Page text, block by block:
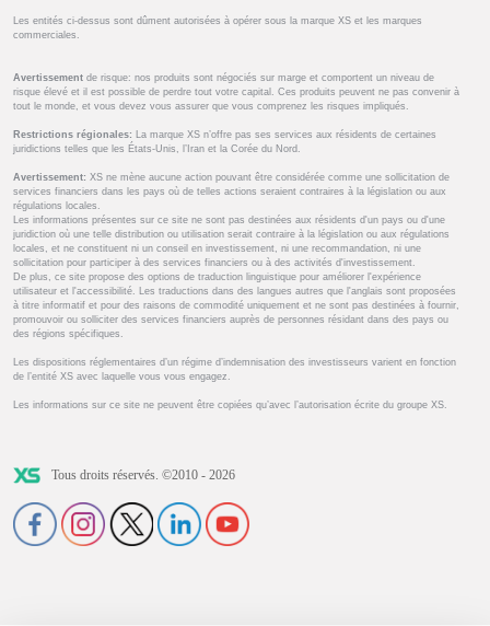
Les entités ci-dessus sont dûment autorisées à opérer sous la marque XS et les marques
commerciales.
Avertissement de risque: nos produits sont négociés sur marge et comportent un niveau de
risque élevé et il est possible de perdre tout votre capital. Ces produits peuvent ne pas convenir à
tout le monde, et vous devez vous assurer que vous comprenez les risques impliqués.
Restrictions régionales: La marque XS n’offre pas ses services aux résidents de certaines
juridictions telles que les États-Unis, l’Iran et la Corée du Nord.
Avertissement: XS ne mène aucune action pouvant être considérée comme une sollicitation de
services financiers dans les pays où de telles actions seraient contraires à la législation ou aux
régulations locales.
Les informations présentes sur ce site ne sont pas destinées aux résidents d'un pays ou d'une
juridiction où une telle distribution ou utilisation serait contraire à la législation ou aux régulations
locales, et ne constituent ni un conseil en investissement, ni une recommandation, ni une
sollicitation pour participer à des services financiers ou à des activités d'investissement.
De plus, ce site propose des options de traduction linguistique pour améliorer l'expérience
utilisateur et l'accessibilité. Les traductions dans des langues autres que l'anglais sont proposées
à titre informatif et pour des raisons de commodité uniquement et ne sont pas destinées à fournir,
promouvoir ou solliciter des services financiers auprès de personnes résidant dans des pays ou
des régions spécifiques.
Les dispositions réglementaires d’un régime d’indemnisation des investisseurs varient en fonction
de l’entité XS avec laquelle vous vous engagez.
Les informations sur ce site ne peuvent être copiées qu’avec l’autorisation écrite du groupe XS.
Tous droits réservés. ©2010 - 2026